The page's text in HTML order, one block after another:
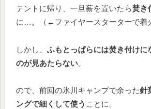
テントに帰り、一旦薪を置いたら焚き
に…。（←ファイヤースターターで着
しかし、 ふもとっぱらには焚き付けに
のが見あたらない。
ので、前回の氷川キャンプで余った針
ングで細くして使う ことに。